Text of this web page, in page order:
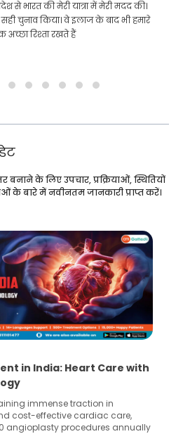
से भारत की मेरी यात्रा में मेरी मदद की।
चुनाव किया। वे इलाज के बाद भी हमारे
अच्छा रिश्ता रखते हैं
के लिए उपचार, प्रक्रियाओं, स्थितियों
बारे में नवीनतम जानकारी प्राप्त करें।
in India: Heart Care with
immense traction in
cost-effective cardiac care,
angioplasty procedures annually